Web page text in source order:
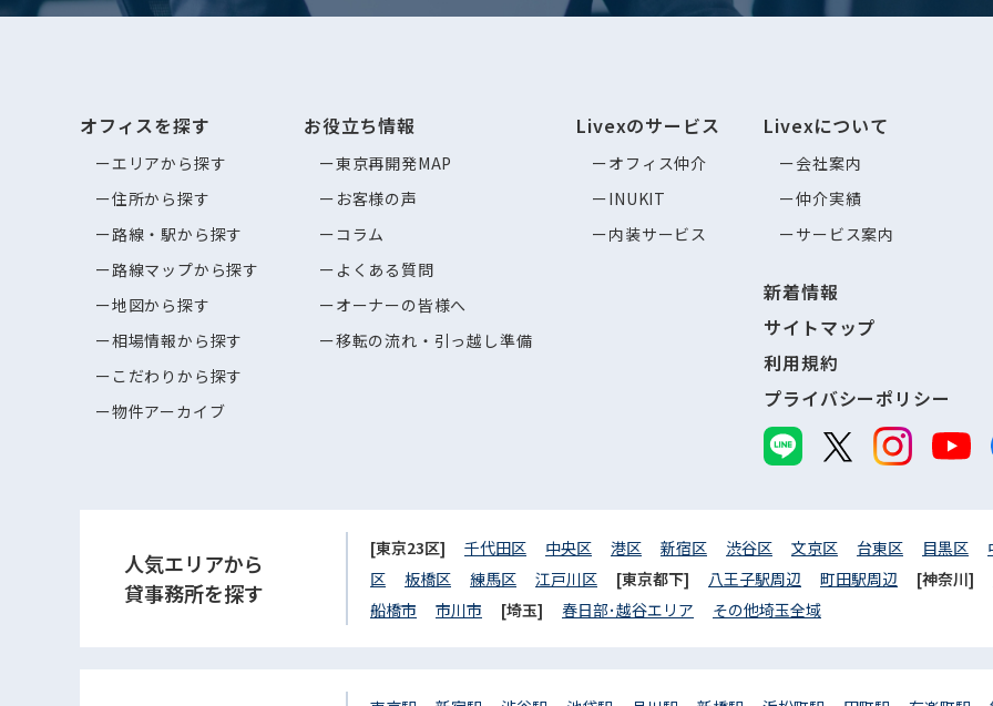
オフィスを探す
エリアから探す
住所から探す
路線・駅から探す
路線マップから探す
地図から探す
相場情報から探す
こだわりから探す
物件アーカイブ
お役立ち情報
東京再開発MAP
お客様の声
コラム
よくある質問
オーナーの皆様へ
移転の流れ・引っ越し準備
Livexのサービス
オフィス仲介
INUKIT
内装サービス
Livexについて
会社案内
仲介実績
サービス案内
新着情報
サイトマップ
利用規約
プライバシーポリシー
人気エリアから
貸事務所を探す
[東京23区] 千代田区 中央区 港区 新宿区 渋谷区 文京区 台東区 目黒区
区
板橋区 練馬区 江戸川区 [東京都下] 八王子駅周辺 町田駅周辺 [神奈川]
船橋市
市川市 [埼玉] 春日部･越谷エリア その他埼玉全域